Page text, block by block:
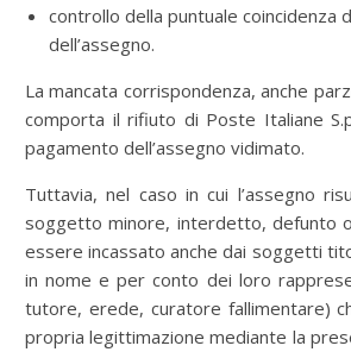
controllo della puntuale coincidenza
dell’assegno.
La mancata corrispondenza, anche
comporta il rifiuto di Poste Italiane
pagamento dell’assegno vidimato.
Tuttavia, nel caso in cui l’assegno
soggetto minore, interdetto, defunto
essere incassato anche dai soggetti
in nome e per conto dei loro
tutore, erede, curatore fallimentare)
propria legittimazione mediante la